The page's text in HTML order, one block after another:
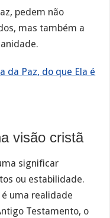
pedem não
mas também a
da Paz, do que Ela é
visão cristã
significar
ou estabilidade.
uma realidade
Testamento, o